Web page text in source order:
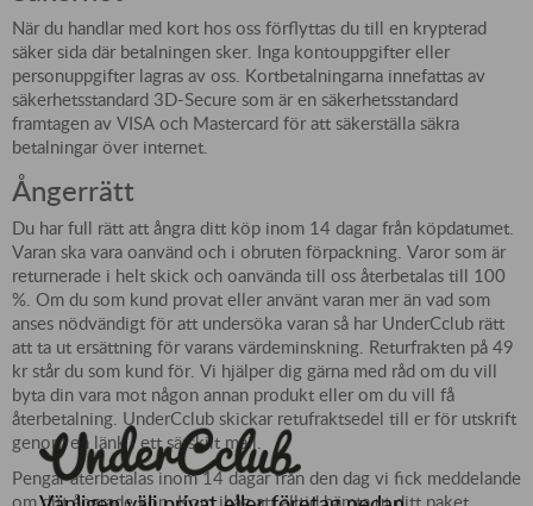
När du handlar med kort hos oss förflyttas du till en krypterad
säker sida där betalningen sker. Inga kontouppgifter eller
personuppgifter lagras av oss. Kortbetalningarna innefattas av
säkerhetsstandard 3D-Secure som är en säkerhetsstandard
framtagen av VISA och Mastercard för att säkerställa säkra
betalningar över internet.
Ångerrätt
Du har full rätt att ångra ditt köp inom 14 dagar från köpdatumet.
Varan ska vara oanvänd och i obruten förpackning. Varor som är
returnerade i helt skick och oanvända till oss återbetalas till 100
%. Om du som kund provat eller använt varan mer än vad som
anses nödvändigt för att undersöka varan så har UnderCclub rätt
att ta ut ersättning för varans värdeminskning. Returfrakten på 49
kr står du som kund för. Vi hjälper dig gärna med råd om du vill
byta din vara mot någon annan produkt eller om du vill få
återbetalning. UnderCclub skickar retufraktsedel till er för utskrift
genom en länk i ett särskilt mail.
Pengar återbetalas inom 14 dagar från den dag vi fick meddelande
om ditt ångrade köp. Kom ihåg att alltid hämta ut ditt paket.